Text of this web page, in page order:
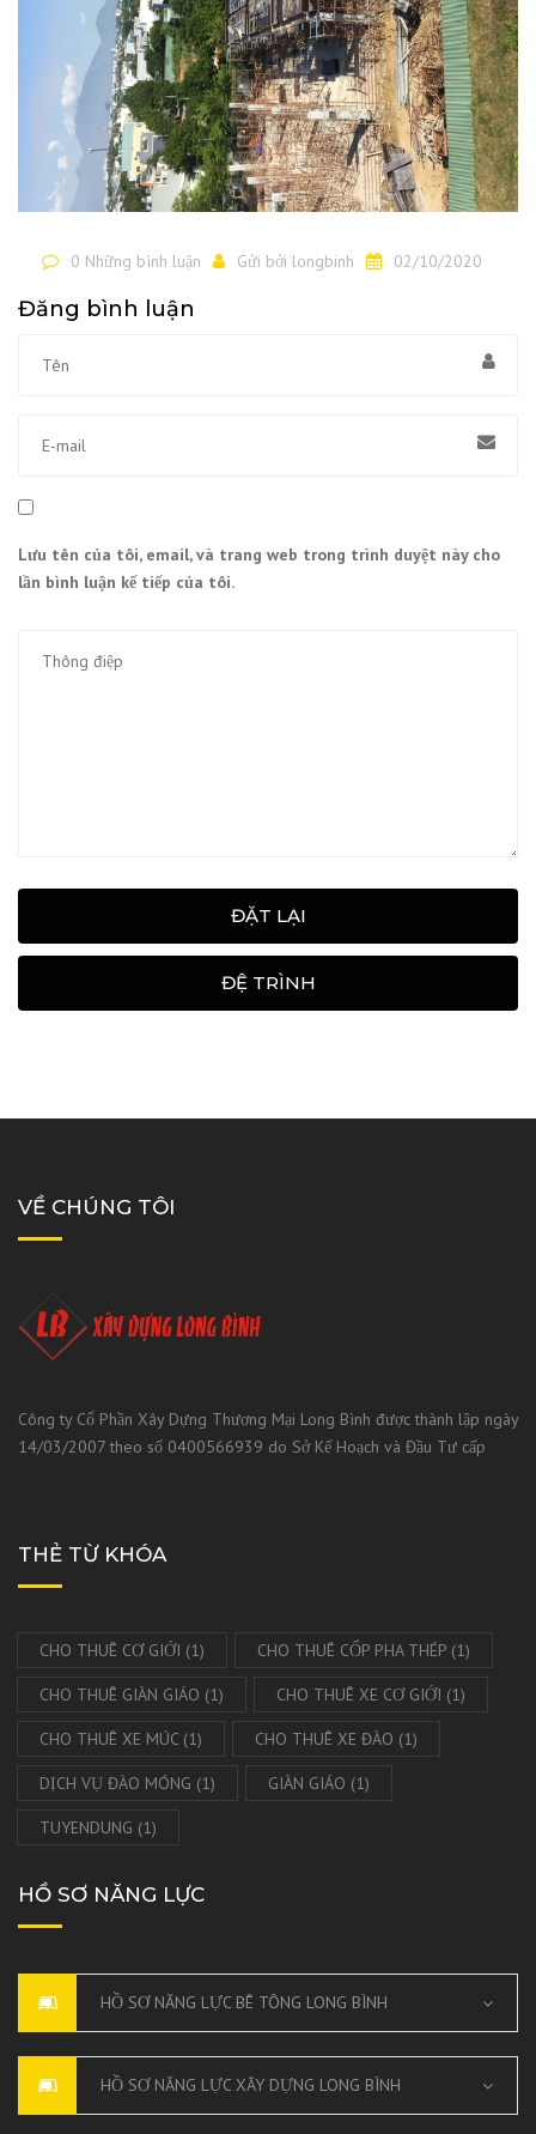
0 Những bình luận Gửi bởi longbinh 02/10/2020
Đăng bình luận
Lưu tên của tôi, email, và trang web trong trình duyệt này cho
lần bình luận kế tiếp của tôi.
ĐẶT LẠI
ĐỆ TRÌNH
VỀ CHÚNG TÔI
Công ty Cổ Phần Xây Dựng Thương Mại Long Bình được thành lập ngày
14/03/2007 theo số 0400566939 do Sở Kế Hoạch và Đầu Tư cấp
THẺ TỪ KHÓA
CHO THUÊ CƠ GIỚI (1) CHO THUÊ CỐP PHA THÉP (1)
CHO THUÊ GIÀN GIÁO (1) CHO THUÊ XE CƠ GIỚI (1)
CHO THUÊ XE MÚC (1) CHO THUÊ XE ĐÀO (1)
DỊCH VỤ ĐÀO MÓNG (1) GIÀN GIÁO (1)
TUYENDUNG (1)
HỒ SƠ NĂNG LỰC
HỒ SƠ NĂNG LỰC BÊ TÔNG LONG BÌNH
HỒ SƠ NĂNG LỰC XÂY DỰNG LONG BÌNH